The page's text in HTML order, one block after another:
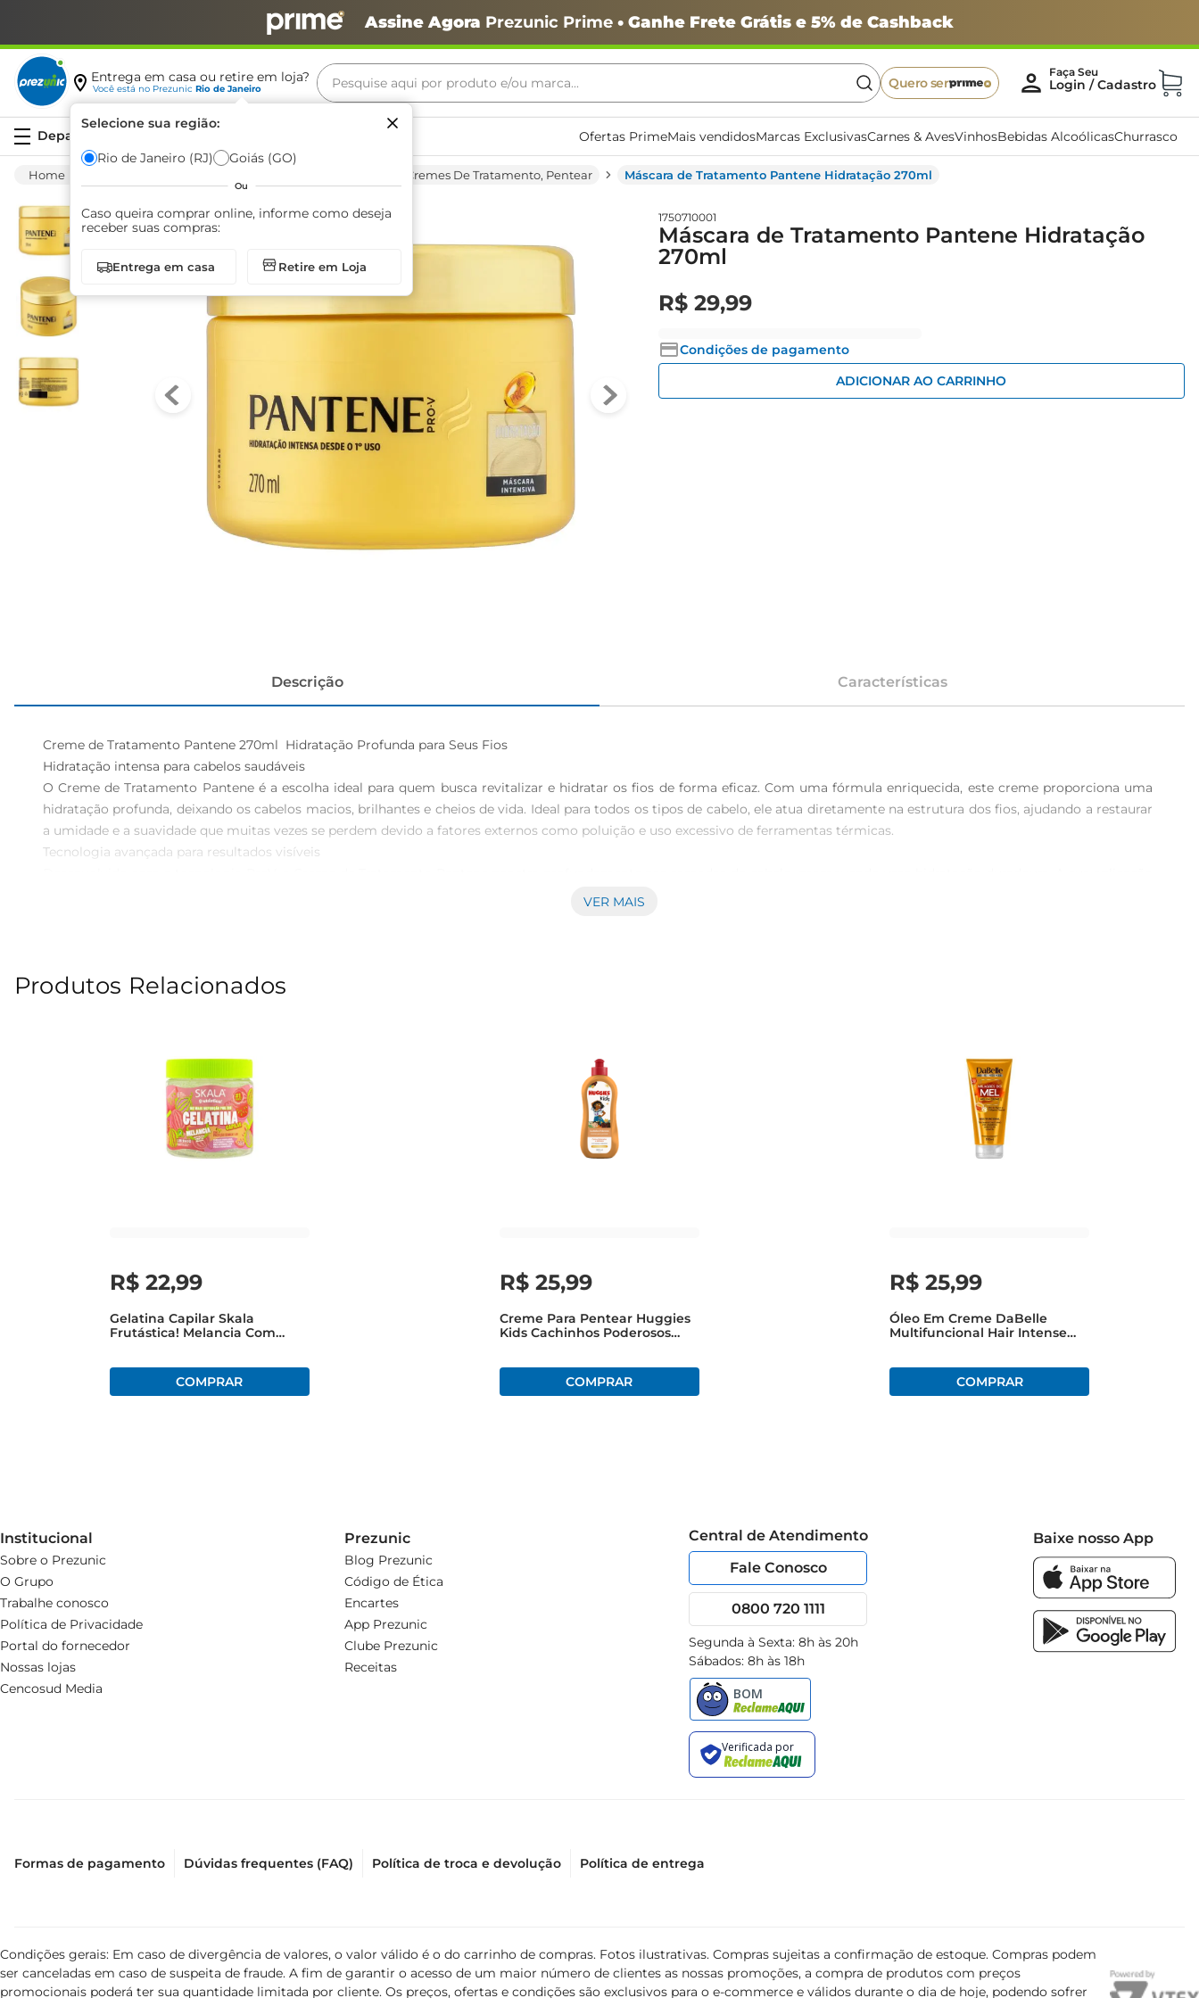
Assine Agora Prezunic Prime• Ganhe Frete Grátis e 5% de Cashback
Entrega em casa ou retire em loja?
Você está no Prezunic Rio de Janeiro
Selecione sua região:
Rio de Janeiro (RJ) Goiás (GO)
Ou
Caso queira comprar online, informe como deseja
receber suas compras:
Entrega em casa Retire em Loja
Pesquise aqui por produto e/ou marca...
Quero ser
Ofertas PrimeMais vendidosMarcas ExclusivasCarnes & AvesVinhosBebidas AlcoólicasChurrasco
Cremes De Tratamento, Pentear Máscara de Tratamento Pantene Hidratação 270ml
1750710001
Máscara de Tratamento Pantene Hidratação
270ml
R$ 29,99
Condições de pagamento
ADICIONAR AO CARRINHO
Descrição Características
Creme de Tratamento Pantene 270ml  Hidratação Profunda para Seus Fios
Hidratação intensa para cabelos saudáveis
O Creme de Tratamento Pantene é a escolha ideal para quem busca revitalizar e hidratar os fios de forma eficaz. Com uma fórmula enriquecida, este creme proporciona uma
hidratação profunda, deixando os cabelos macios, brilhantes e cheios de vida. Ideal para todos os tipos de cabelo, ele atua diretamente na estrutura dos fios, ajudando a restaurar
a umidade e a suavidade que muitas vezes se perdem devido a fatores externos como poluição e uso excessivo de ferramentas térmicas.
Tecnologia avançada para resultados visíveis
é simples e prática, permitindo que você inclua esse tratamento na sua rotina de cuidados capilares. Basta aplicaruma quantidade generosa nos cabelos limpos e úmidos, deixar
pelos fios. É importante armazenálo em local fresco e seco, longe da luz direta do sol, para preservar suas propriedades. Com o Creme de TratamentoPantene, você garante um
VER MAIS
Produtos Relacionados
R$ 22,99
Gelatina Capilar Skala
Frutástica! Melancia Com
R$ 25,99
Creme Para Pentear Huggies
Kids Cachinhos Poderosos
R$ 25,99
Óleo Em Creme DaBelle
Multifuncional Hair Intense
Institucional
Sobre o Prezunic
O Grupo
Trabalhe conosco
Política de Privacidade
Portal do fornecedor
Nossas lojas
Cencosud Media
Prezunic
Blog Prezunic
Código de Ética
Encartes
App Prezunic
Clube Prezunic
Receitas
Central de Atendimento
Fale Conosco
0800 720 1111
Segunda à Sexta: 8h às 20h
Sábados: 8h às 18h
Baixe nosso App
Formas de pagamento Dúvidas frequentes (FAQ) Política de troca e devolução Política de entrega
Condições gerais: Em caso de divergência de valores, o valor válido é o do carrinho de compras. Fotos ilustrativas. Compras sujeitas a confirmação de estoque. Compras podem
ser canceladas em caso de suspeita de fraude. A fim de garantir o acesso de um maior número de clientes as nossas promoções, a compra de produtos com preços
promocionais poderá ter sua quantidade limitada por cliente. Os preços, ofertas e condições são exclusivos para o e-commerce e válidos durante o dia de hoje, podendo sofrer
Termos mais buscados
café
arroz
iogurte
papel higiênico